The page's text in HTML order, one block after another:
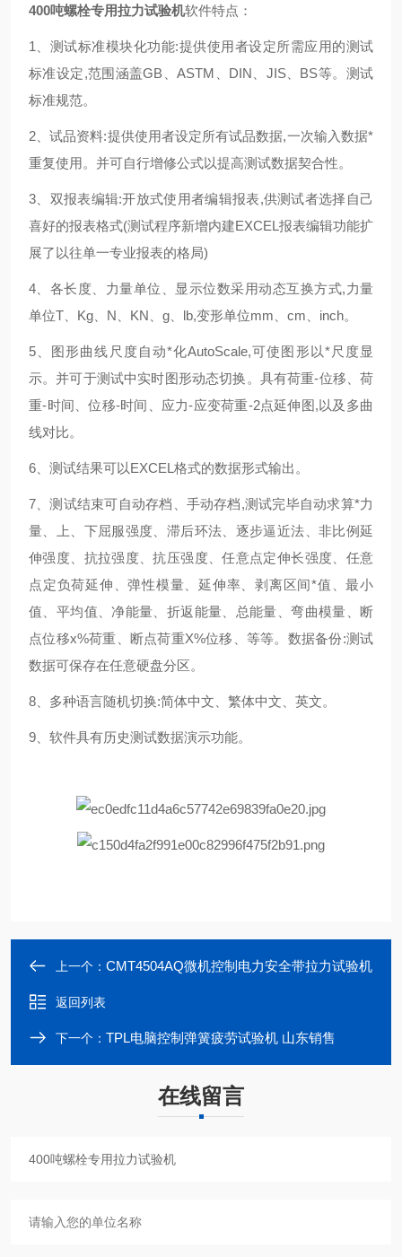
400吨螺栓专用拉力试验机软件特点：
1、测试标准模块化功能:提供使用者设定所需应用的测试
标准设定,范围涵盖GB、ASTM、DIN、JIS、BS等。测试
标准规范。
2、试品资料:提供使用者设定所有试品数据,一次输入数据*
重复使用。并可自行增修公式以提高测试数据契合性。
3、双报表编辑:开放式使用者编辑报表,供测试者选择自己
喜好的报表格式(测试程序新增内建EXCEL报表编辑功能扩
展了以往单一专业报表的格局)
4、各长度、力量单位、显示位数采用动态互换方式,力量
单位T、Kg、N、KN、g、lb,变形单位mm、cm、inch。
5、图形曲线尺度自动*化AutoScale,可使图形以*尺度显
示。并可于测试中实时图形动态切换。具有荷重-位移、荷
重-时间、位移-时间、应力-应变荷重-2点延伸图,以及多曲
线对比。
6、测试结果可以EXCEL格式的数据形式输出。
7、测试结束可自动存档、手动存档,测试完毕自动求算*力
量、上、下屈服强度、滞后环法、逐步逼近法、非比例延
伸强度、抗拉强度、抗压强度、任意点定伸长强度、任意
点定负荷延伸、弹性模量、延伸率、剥离区间*值、最小
值、平均值、净能量、折返能量、总能量、弯曲模量、断
点位移x%荷重、断点荷重X%位移、等等。数据备份:测试
数据可保存在任意硬盘分区。
8、多种语言随机切换:简体中文、繁体中文、英文。
9、软件具有历史测试数据演示功能。
上一个： CMT4504AQ微机控制电力安全带拉力试验机
返回列表
下一个： TPL电脑控制弹簧疲劳试验机 山东销售
在线留言